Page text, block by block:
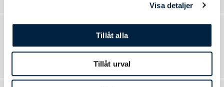
Visa detaljer
Tillåt alla
Tillåt urval
59 produkter